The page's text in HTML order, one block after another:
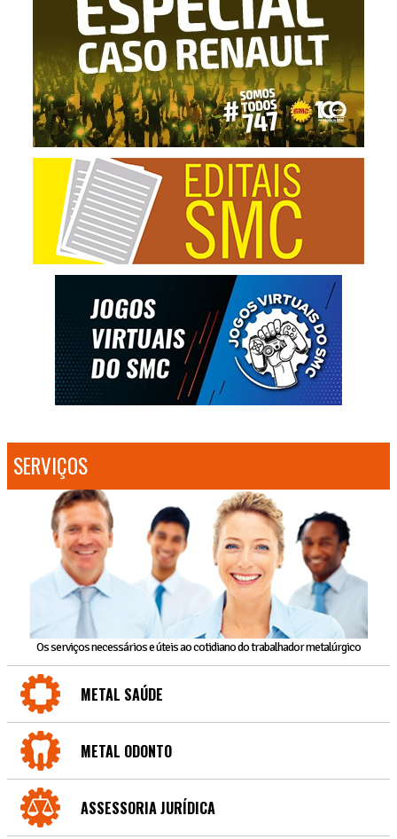
SERVIÇOS
Os serviços necessários e úteis ao cotidiano do trabalhador metalúrgico
METAL SAÚDE
METAL ODONTO
ASSESSORIA JURÍDICA